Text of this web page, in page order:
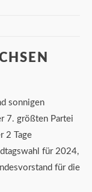
sonnigen
7. größten Partei
2 Tage
für 2024,
für die